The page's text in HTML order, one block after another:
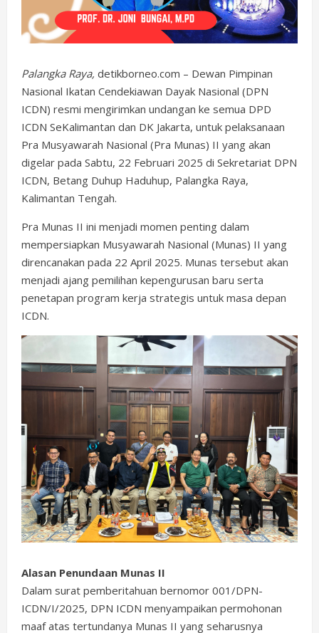
Palangka Raya, detikborneo.com – Dewan Pimpinan
Nasional Ikatan Cendekiawan Dayak Nasional (DPN
ICDN) resmi mengirimkan undangan ke semua DPD
ICDN SeKalimantan dan DK Jakarta, untuk pelaksanaan
Pra Musyawarah Nasional (Pra Munas) II yang akan
digelar pada Sabtu, 22 Februari 2025 di Sekretariat DPN
ICDN, Betang Duhup Haduhup, Palangka Raya,
Kalimantan Tengah.
Pra Munas II ini menjadi momen penting dalam
mempersiapkan Musyawarah Nasional (Munas) II yang
direncanakan pada 22 April 2025. Munas tersebut akan
menjadi ajang pemilihan kepengurusan baru serta
penetapan program kerja strategis untuk masa depan
ICDN.
Alasan Penundaan Munas II
Dalam surat pemberitahuan bernomor 001/DPN-
ICDN/I/2025, DPN ICDN menyampaikan permohonan
maaf atas tertundanya Munas II yang seharusnya